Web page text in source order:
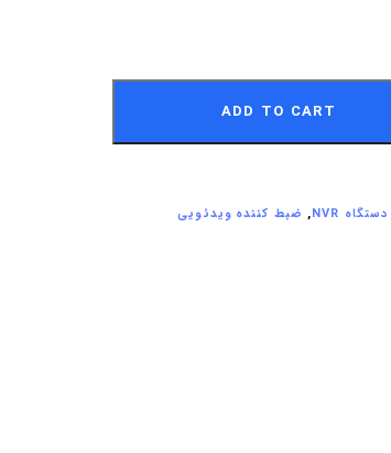
ADD TO CART
دستگاه NVR , ضبط کننده ویدئویی